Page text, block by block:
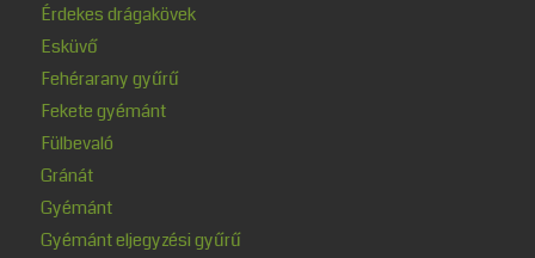
Érdekes drágakövek
Esküvő
Fehérarany gyűrű
Fekete gyémánt
Fülbevaló
Gránát
Gyémánt
Gyémánt eljegyzési gyűrű